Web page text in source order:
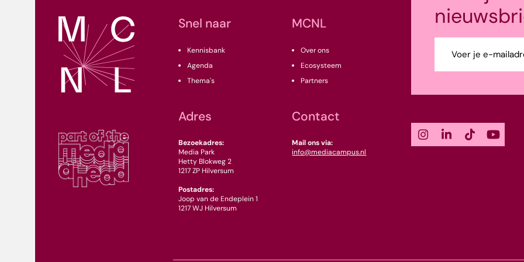
Snel naar
Kennisbank
Agenda
Thema's
MCNL
Over ons
Ecosysteem
Partners
Adres
Bezoekadres:
Media Park
Hetty Blokweg 2
1217 ZP Hilversum
Postadres:
Joop van de Endeplein 1
1217 WJ Hilversum
Contact
Mail ons via:
info@mediacampus.nl
mailadres
(Vereist)